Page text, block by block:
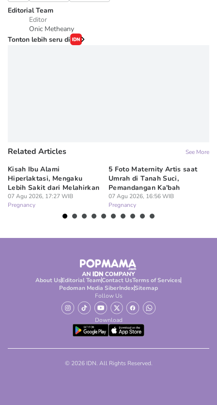
Editorial Team
Editor
Onic Metheany
Tonton lebih seru di
Related Articles See More
Kisah Ibu Alami
Hiperlaktasi, Mengaku
Lebih Sakit dari Melahirkan
07 Agu 2026, 17:27 WIB
Pregnancy
5 Foto Maternity Artis saat
Umrah di Tanah Suci,
Pemandangan Ka'bah
07 Agu 2026, 16:56 WIB
Pregnancy
About UsEditorial TeamContact UsTerms of Services
Pedoman Media SiberIndexSitemap
Follow Us
Download
© 2026 IDN. All Rights Reserved.